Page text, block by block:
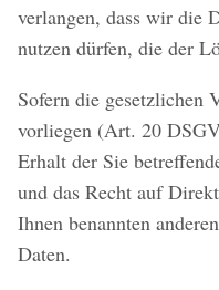
verlangen, dass wir die
nutzen dürfen, die der
Sofern die gesetzlichen
vorliegen (Art. 20
Erhalt der Sie
und das Recht auf
Ihnen benannten
Daten.